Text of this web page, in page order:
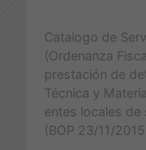
Catalogo de
(Ordenanza
prestación de
Técnica y
entes locales de
(BOP 23/11/